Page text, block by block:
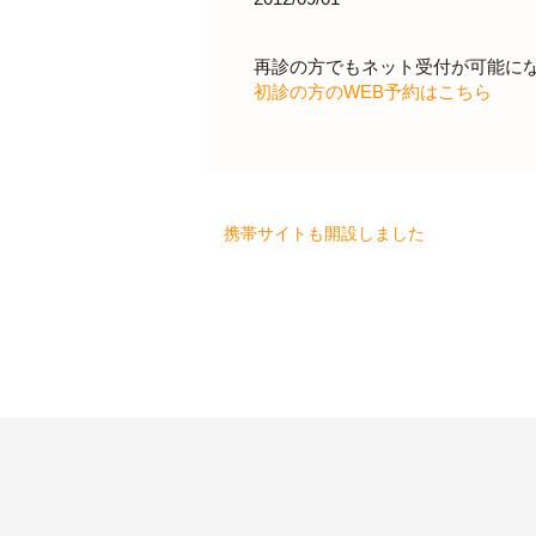
再診の方でもネット受付が可能に
初診の方のWEB予約はこちら
携帯サイトも開設しました